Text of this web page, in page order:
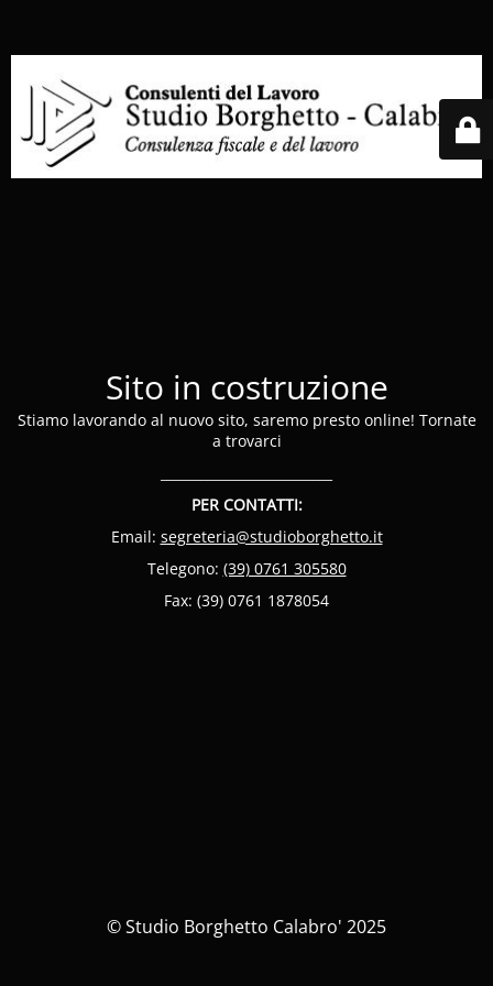
Sito in costruzione
Stiamo lavorando al nuovo sito, saremo presto online! Tornate
a trovarci
PER CONTATTI:
Email: segreteria@studioborghetto.it
Telegono: (39) 0761 305580
Fax: (39) 0761 1878054
© Studio Borghetto Calabro' 2025